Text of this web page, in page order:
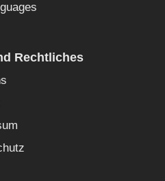
Rechtliches